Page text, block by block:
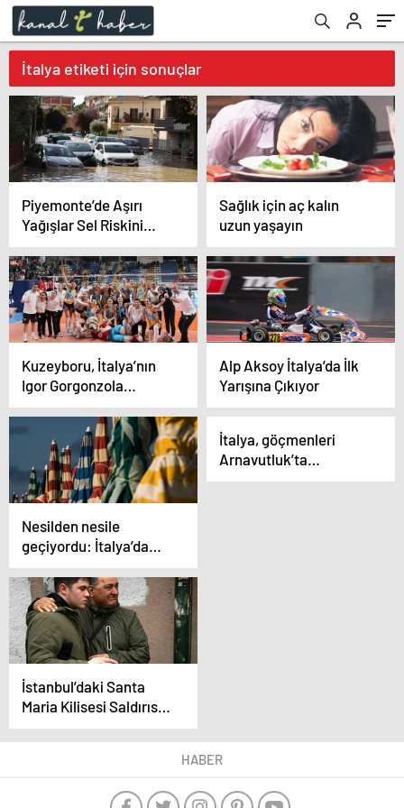
İtalya etiketi için sonuçlar
Piyemonte’de Aşırı
Yağışlar Sel Riskini
Artırdı
Sağlık için aç kalın
uzun yaşayın
Kuzeyboru, İtalya’nın
Igor Gorgonzola
Novara Takımını 3-1
Mağlup Etti
Alp Aksoy İtalya’da İlk
Yarışına Çıkıyor
Nesilden nesile
geçiyordu: İtalya’da
plaj ruhsatlarına yeni
düzenleme
İtalya, göçmenleri
Arnavutluk’ta
kurulacak merkezlere
İstanbul’daki Santa
Maria Kilisesi Saldırısı
İtalya Basınında Geniş
Yankı Buldu
HABER